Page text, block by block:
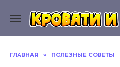
содержанию
ГЛАВНАЯ » ПОЛЕЗНЫЕ СОВЕТЫ